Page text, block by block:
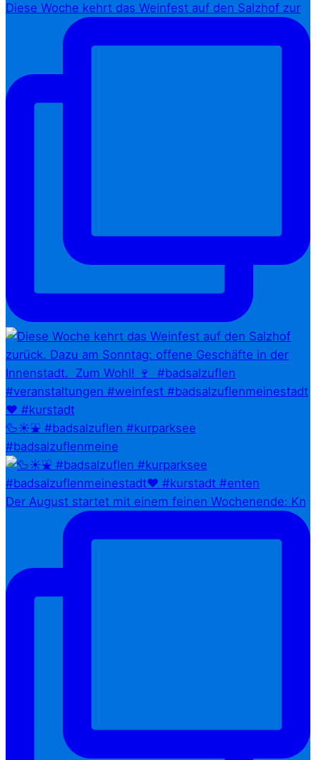
Diese Woche kehrt das Weinfest auf den Salzhof zur
🦆☀️⛲ #badsalzuflen #kurparksee
#badsalzuflenmeine
Der August startet mit einem feinen Wochenende: Kn